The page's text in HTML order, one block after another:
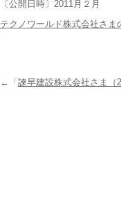
〔公開日時〕2011月２月
テクノワールド株式会社さま
←「 諫早建設株式会社さま（